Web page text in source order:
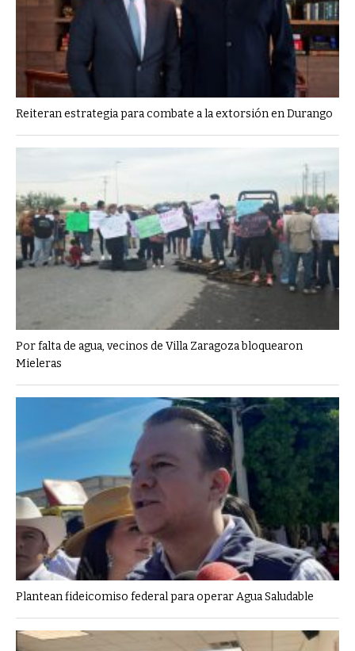
Reiteran estrategia para combate a la extorsión en Durango
Por falta de agua, vecinos de Villa Zaragoza bloquearon
Mieleras
Plantean fideicomiso federal para operar Agua Saludable